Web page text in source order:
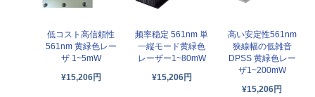
低コスト高信頼性
561nm 黄緑色レー
ザ 1~5mW
¥15,206円
频率稳定 561nm 単
一縦モード黄緑色
レーザー1~80mW
¥15,206円
高い安定性561nm
狭線幅の低雑音
DPSS 黄緑色レー
ザ1~200mW
¥15,206円